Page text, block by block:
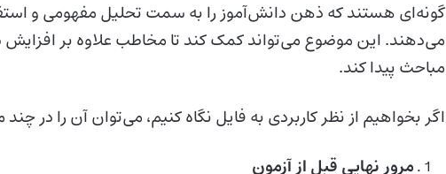
گونه‌ای هستند که ذهن دانش‌آموز را به سمت تحلیل مفهومی و
می‌دهند. این موضوع می‌تواند کمک کند تا مخاطب علاوه بر
مباحث پیدا کند.
اگر بخواهیم از نظر کاربردی به فایل نگاه کنیم، می‌توان آن را در
مرور نهایی قبل از آزمون